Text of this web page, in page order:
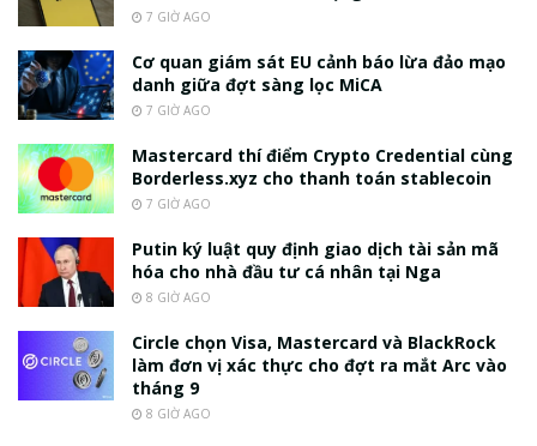
7 GIỜ AGO
Cơ quan giám sát EU cảnh báo lừa đảo mạo
danh giữa đợt sàng lọc MiCA
7 GIỜ AGO
Mastercard thí điểm Crypto Credential cùng
Borderless.xyz cho thanh toán stablecoin
7 GIỜ AGO
Putin ký luật quy định giao dịch tài sản mã
hóa cho nhà đầu tư cá nhân tại Nga
8 GIỜ AGO
Circle chọn Visa, Mastercard và BlackRock
làm đơn vị xác thực cho đợt ra mắt Arc vào
tháng 9
8 GIỜ AGO